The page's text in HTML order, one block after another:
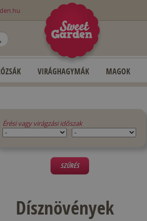
VIRÁGHAGYMÁK MAGOK
Érési vagy virágzási időszak
SZŰRÉS
Dísznövények